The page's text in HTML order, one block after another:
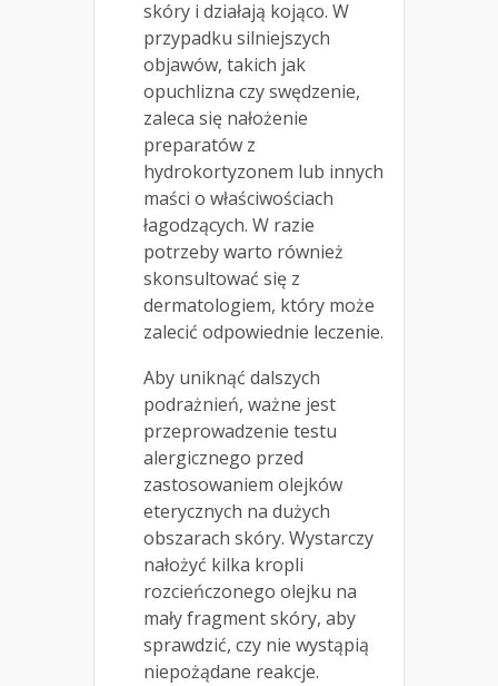
skóry i działają kojąco. W
przypadku silniejszych
objawów, takich jak
opuchlizna czy swędzenie,
zaleca się nałożenie
preparatów z
hydrokortyzonem lub innych
maści o właściwościach
łagodzących. W razie
potrzeby warto również
skonsultować się z
dermatologiem, który może
zalecić odpowiednie leczenie.
Aby uniknąć dalszych
podrażnień, ważne jest
przeprowadzenie testu
alergicznego przed
zastosowaniem olejków
eterycznych na dużych
obszarach skóry. Wystarczy
nałożyć kilka kropli
rozcieńczonego olejku na
mały fragment skóry, aby
sprawdzić, czy nie wystąpią
niepożądane reakcje.